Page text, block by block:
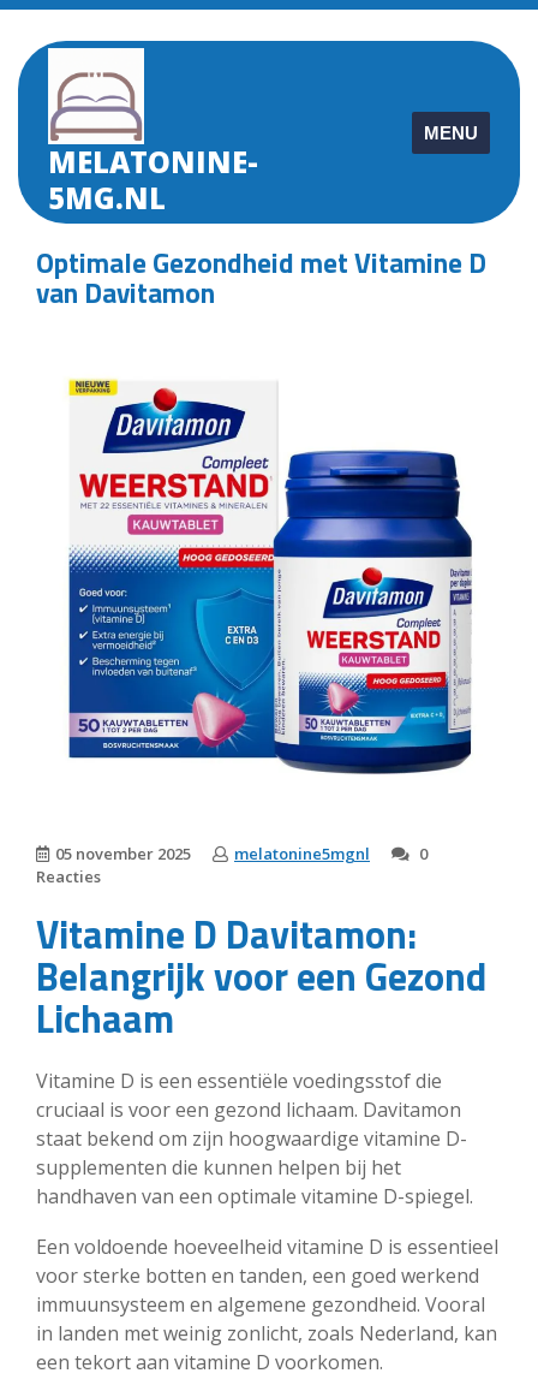
Skip
content
MELATONINE-
5MG.NL
MENU
Optimale Gezondheid met Vitamine D
van Davitamon
05 november 2025 melatonine5mgnl
0
Reacties
Vitamine D Davitamon:
Belangrijk voor een Gezond
Lichaam
Vitamine D is een essentiële voedingsstof die
cruciaal is voor een gezond lichaam. Davitamon
staat bekend om zijn hoogwaardige vitamine D-
supplementen die kunnen helpen bij het
handhaven van een optimale vitamine D-spiegel.
Een voldoende hoeveelheid vitamine D is essentieel
voor sterke botten en tanden, een goed werkend
immuunsysteem en algemene gezondheid. Vooral
in landen met weinig zonlicht, zoals Nederland, kan
een tekort aan vitamine D voorkomen.